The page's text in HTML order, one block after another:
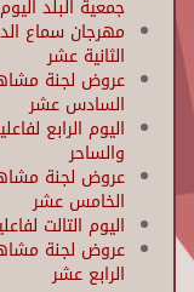
جمعية البلد
مهرجان سماع
الثانية عشر
عروض لجنة
السادس عشر
اليوم الرابع
والساحر
عروض لجنة
الخامس عشر
اليوم التالت
عروض لجنة
الرابع عشر